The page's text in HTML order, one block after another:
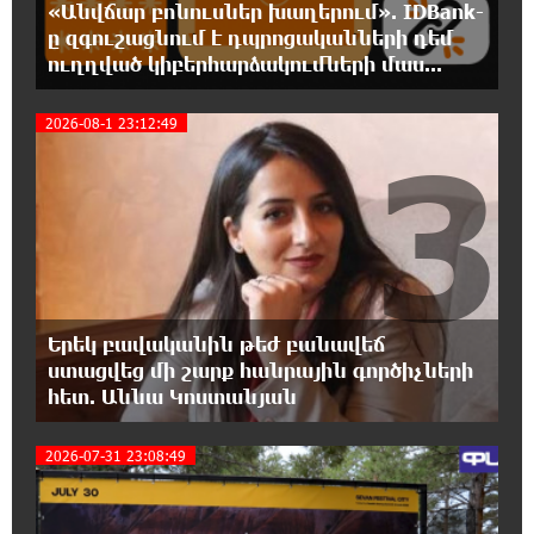
Նարեկ Կարապետյանը հարցազրույց է տվել
Մհեր Բաղդասարյանին
Կեղծ էջով քաղաքացիներին առաջարկվում
է մասնակցել խաղարկության․ զգուշացում
21:59:34 5-08-2026
Հարավային Լիբանանում պայթյունի
հետևանքով զոհվել է առնվազն երկու
իսրայելցի զինծառայող
21:39:45 5-08-2026
Բախվել են «Jeep»-ն ու «Ford»-ը. կա 4
վիրավոր
21:30:30 5-08-2026
Խոշոր հրդեհ՝ Գավառի Արծվաքար
թաղամասի փայտի արտադրամասում.
«Անվճար բոնուսներ խաղերում». IDBank-
ը զգուշացնում է դպրոցականների դեմ
ուղղված կիբերհարձակումների մաս...
2026-08-1 23:12:49
Երեկ բավականին թեժ բանավեճ
ստացվեց մի շարք հանրային գործիչների
հետ. Աննա Կոստանյան
3
2026-07-31 23:08:49